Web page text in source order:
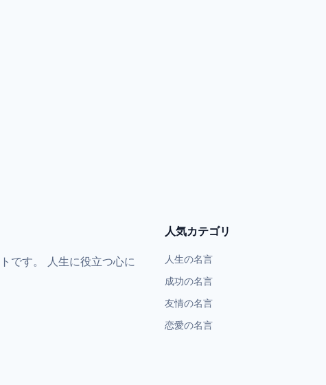
です。 人生に役立つ心に
人気カテゴリ
人生の名言
成功の名言
友情の名言
恋愛の名言